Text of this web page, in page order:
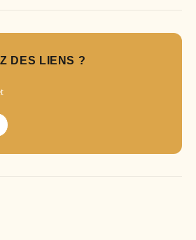
DES LIENS ?